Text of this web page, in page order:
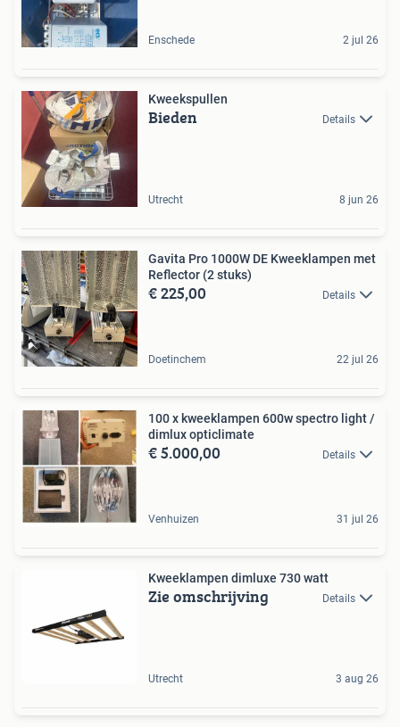
Enschede 2 jul 26
Kweekspullen
Bieden Details
Utrecht 8 jun 26
Gavita Pro 1000W DE Kweeklampen met
Reflector (2 stuks)
€ 225,00 Details
Doetinchem 22 jul 26
100 x kweeklampen 600w spectro light /
dimlux opticlimate
€ 5.000,00 Details
Venhuizen 31 jul 26
Kweeklampen dimluxe 730 watt
Zie omschrijving Details
Utrecht 3 aug 26